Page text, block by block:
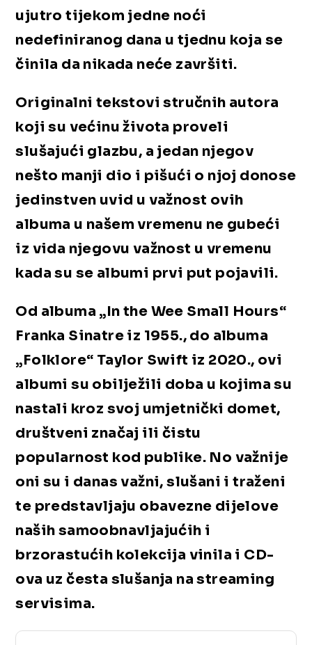
ujutro tijekom jedne noći
nedefiniranog dana u tjednu koja se
činila da nikada neće završiti.
Originalni tekstovi stručnih autora
koji su većinu života proveli
slušajući glazbu, a jedan njegov
nešto manji dio i pišući o njoj donose
jedinstven uvid u važnost ovih
albuma u našem vremenu ne gubeći
iz vida njegovu važnost u vremenu
kada su se albumi prvi put pojavili.
Od albuma „In the Wee Small Hours“
Franka Sinatre iz 1955., do albuma
„Folklore“ Taylor Swift iz 2020., ovi
albumi su obilježili doba u kojima su
nastali kroz svoj umjetnički domet,
društveni značaj ili čistu
popularnost kod publike. No važnije
oni su i danas važni, slušani i traženi
te predstavljaju obavezne dijelove
naših samoobnavljajućih i
brzorastućih kolekcija vinila i CD-
ova uz česta slušanja na streaming
servisima.